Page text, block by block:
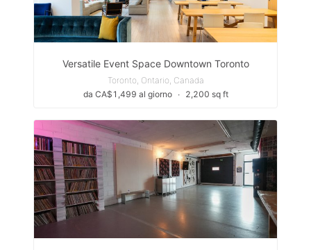
Versatile Event Space Downtown Toronto
Toronto, Ontario, Canada
da CA$1,499 al giorno
∙ 2,200 sq ft